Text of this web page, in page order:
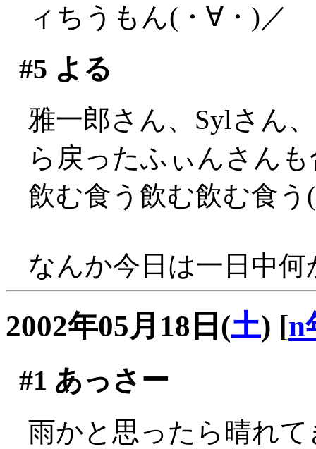
ィちうもん(・∀・)／
#5 よる
雅一郎さん、Sylさん
ら戻ったふぃんさん
飲む食う飲む飲む食う
なんか今日は一日中
2002年05月18日(土) [n
#1 あっさー
雨かと思ったら晴れ